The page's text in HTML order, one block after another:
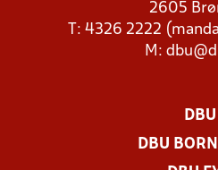
2605
T: 4326 2222
M:
DBU
DBU